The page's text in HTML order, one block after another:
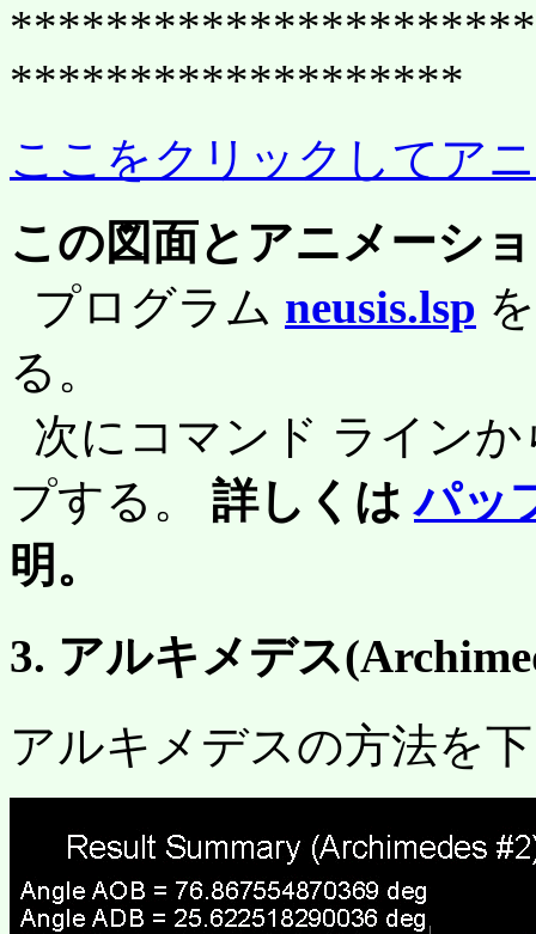
*******************
ここをクリックしてア
この図面とアニメーシ
プログラム neusis.lsp
る。
次にコマンド ライン
プする。 詳しくはパッ
明。
3. アルキメデス
アルキメデスの方法を